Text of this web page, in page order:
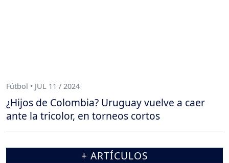
Fútbol • JUL 11 / 2024
¿Hijos de Colombia? Uruguay vuelve a caer
ante la tricolor, en torneos cortos
+ ARTÍCULOS